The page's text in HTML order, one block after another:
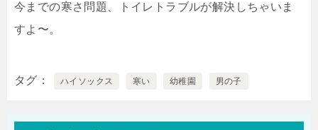
今までの寒さ問題、トイレトラブルが解決しちゃいま
すよ〜。
タグ ハイソックス 寒い 幼稚園 男の子